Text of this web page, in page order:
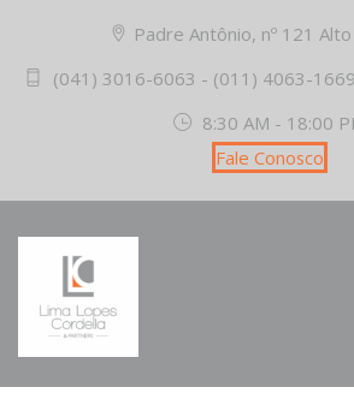
Padre Antônio, nº 121
(041) 3016-6063 - (011) 4063-
8:30 AM - 18:00
Fale Conosco